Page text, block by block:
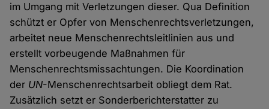
im Umgang mit Verletzungen dieser. Qua Definition
schützt er Opfer von Menschenrechtsverletzungen,
arbeitet neue Menschenrechtsleitlinien aus und
erstellt vorbeugende Maßnahmen für
Menschenrechtsmissachtungen. Die Koordination
der UN-Menschenrechtsarbeit obliegt dem Rat.
Zusätzlich setzt er Sonderberichterstatter zu